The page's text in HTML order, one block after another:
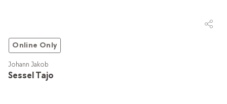
Online Only
Sessel Tajo
Johann Jakob